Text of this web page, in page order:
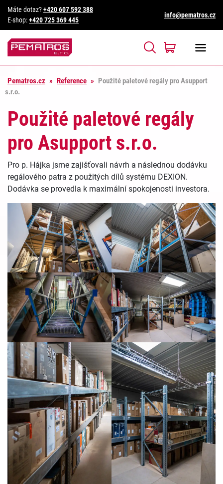
Máte dotaz?+420 607 592 388
E-shop:+420 725 369 445
info@pematros.cz
Pematros.cz » Reference » Použité paletové regály pro Asupport
s.r.o.
Použité paletové regály
pro Asupport s.r.o.
Pro p. Hájka jsme zajišťovali návrh a následnou dodávku
regálového patra z použitých dílů systému DEXION.
Dodávka se provedla k maximální spokojenosti investora.